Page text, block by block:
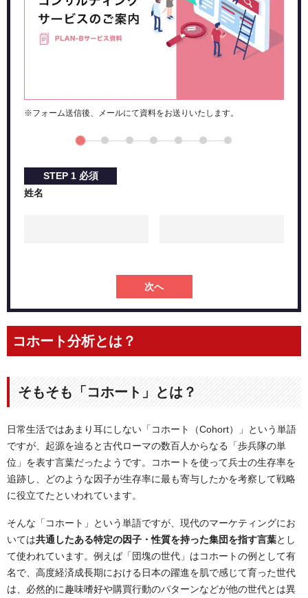
※フォーム送信後、メールにて資料をお送りいたします。
STEP 1 必須
姓名
次へ
コホート分析とは？
そもそも「コホート」とは？
日常生活ではあまり耳にしない「コホート（Cohort）」という単語
ですが、起源を辿ると古代ローマの数百人からなる「歩兵隊の単
位」を表す言葉だったようです。コホートを使って兵士の生存率を
追跡し、どのような因子が生存率に最も寄与したかを考察して戦略
に役立てたといわれています。
そんな「コホート」という単語ですが、現代のマーケティングにお
いては共通したある特定の因子・性質を持った集団を指す言葉とし
て使われています。例えば「団塊の世代」はコホートの例として有
名で、高度経済成長期における日本の躍進を肌で感じて育った世代
は、必然的に趣味嗜好や購買行動のパターンなどが他の世代とは異